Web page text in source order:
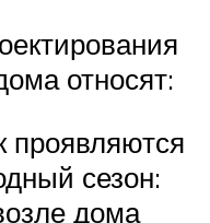
относят:
проявляются
сезон:
дома